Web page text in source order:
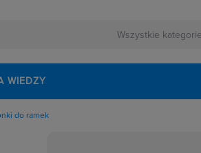
WIEDZY
do ramek